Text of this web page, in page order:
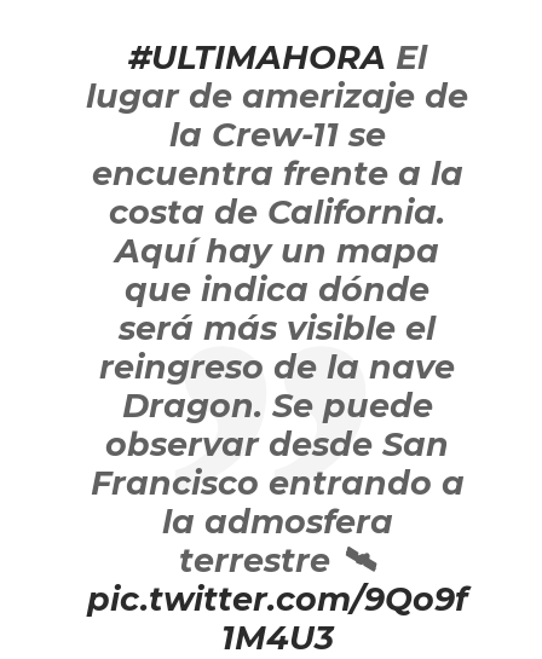
#ULTIMAHORA El
lugar de amerizaje de
la Crew-11 se
encuentra frente a la
costa de California.
Aquí hay un mapa
que indica dónde
será más visible el
reingreso de la nave
Dragon. Se puede
observar desde San
Francisco entrando a
la admosfera
terrestre 🛰️
pic.twitter.com/9Qo9f
1M4U3